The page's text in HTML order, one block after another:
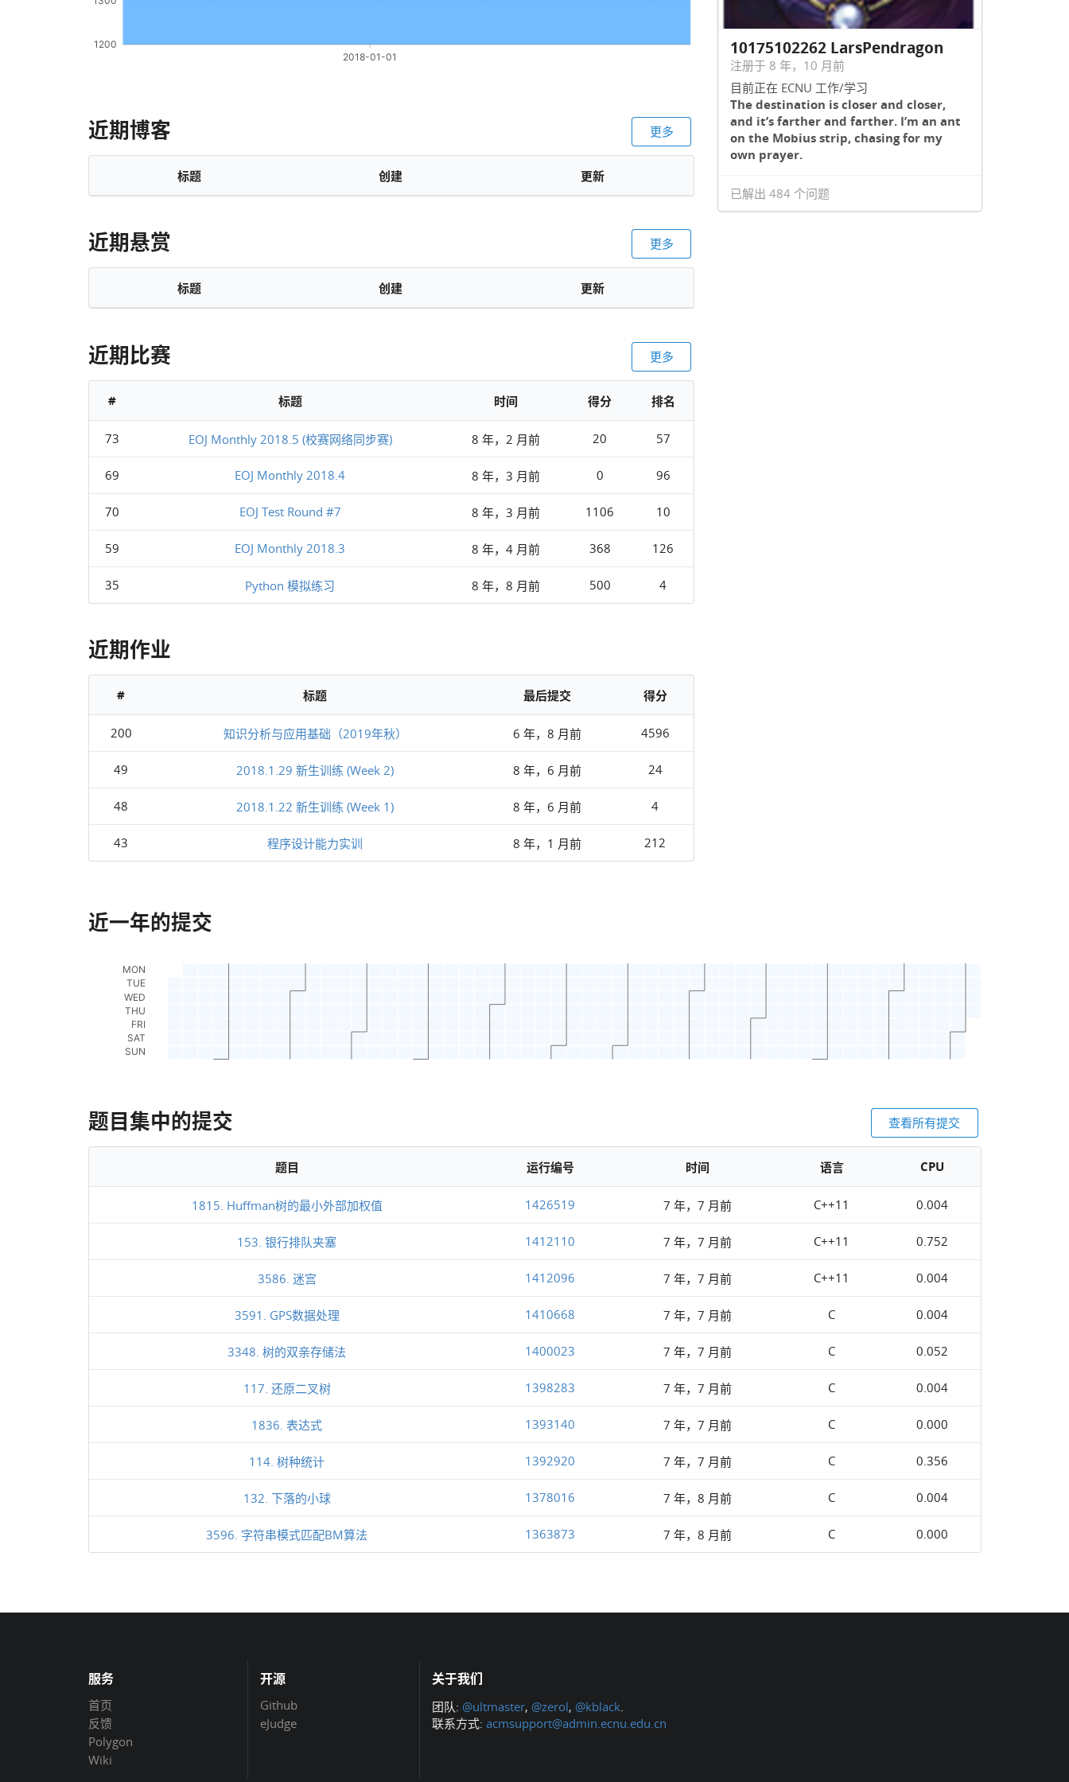
近期博客 更多
标题 创建 更新
近期悬赏 更多
标题 创建 更新
近期比赛 更多
# 标题 时间 得分 排名
73 EOJ Monthly 2018.5 (校赛网络同步赛) 8 年，2 月前 20 57
69 EOJ Monthly 2018.4 8 年，3 月前 0 96
70 EOJ Test Round #7 8 年，3 月前 1106 10
59 EOJ Monthly 2018.3 8 年，4 月前 368 126
35 Python 模拟练习 8 年，8 月前 500 4
近期作业
# 标题 最后提交 得分
200 知识分析与应用基础（2019年秋） 6 年，8 月前 4596
49 2018.1.29 新生训练 (Week 2) 8 年，6 月前 24
48 2018.1.22 新生训练 (Week 1) 8 年，6 月前 4
43 程序设计能力实训 8 年，1 月前 212
10175102262 LarsPendragon
注册于 8 年，10 月前
目前正在 ECNU 工作/学习
The destination is closer and closer,
and it’s farther and farther. I’m an ant
on the Mobius strip, chasing for my
own prayer.
已解出 484 个问题
近一年的提交
题目集中的提交 查看所有提交
题目 运行编号 时间 语言 CPU
1815. Huffman树的最小外部加权值 1426519 7 年，7 月前 C++11 0.004
153. 银行排队夹塞 1412110 7 年，7 月前 C++11 0.752
3586. 迷宫 1412096 7 年，7 月前 C++11 0.004
3591. GPS数据处理 1410668 7 年，7 月前 C 0.004
3348. 树的双亲存储法 1400023 7 年，7 月前 C 0.052
117. 还原二叉树 1398283 7 年，7 月前 C 0.004
1836. 表达式 1393140 7 年，7 月前 C 0.000
114. 树种统计 1392920 7 年，7 月前 C 0.356
132. 下落的小球 1378016 7 年，8 月前 C 0.004
3596. 字符串模式匹配BM算法 1363873 7 年，8 月前 C 0.000
服务
首页
反馈
Polygon
Wiki
开源
Github
eJudge
关于我们
团队: @ultmaster, @zerol, @kblack
联系方式: acmsupport@admin.ecnu.edu.cn